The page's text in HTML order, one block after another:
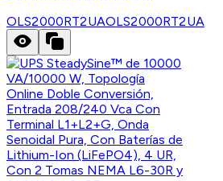
OLS2000RT2UAOLS2000RT2UA